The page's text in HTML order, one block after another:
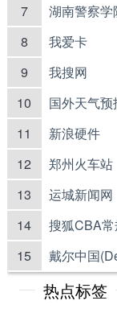
7 湖南警察学
8 我爱卡
9 我搜网
10 国外天气预
11 新浪硬件
12 郑州火车站
13 运城新闻网
14 搜狐CBA
15 戴尔中国
热点标签